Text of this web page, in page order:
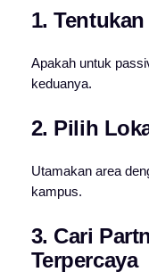
1.
Apakah untuk
keduanya.
2. Pilih
Utamakan area
kampus.
3. Cari
Terpercaya